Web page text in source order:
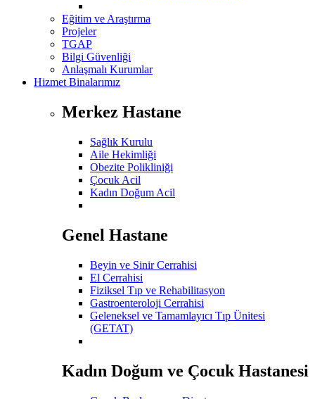
Eğitim ve Araştırma
Projeler
TGAP
Bilgi Güvenliği
Anlaşmalı Kurumlar
Hizmet Binalarımız
Merkez Hastane
Sağlık Kurulu
Aile Hekimliği
Obezite Polikliniği
Çocuk Acil
Kadın Doğum Acil
Genel Hastane
Beyin ve Sinir Cerrahisi
El Cerrahisi
Fiziksel Tıp ve Rehabilitasyon
Gastroenteroloji Cerrahisi
Geleneksel ve Tamamlayıcı Tıp Ünitesi
(GETAT)
Kadın Doğum ve Çocuk Hastanesi